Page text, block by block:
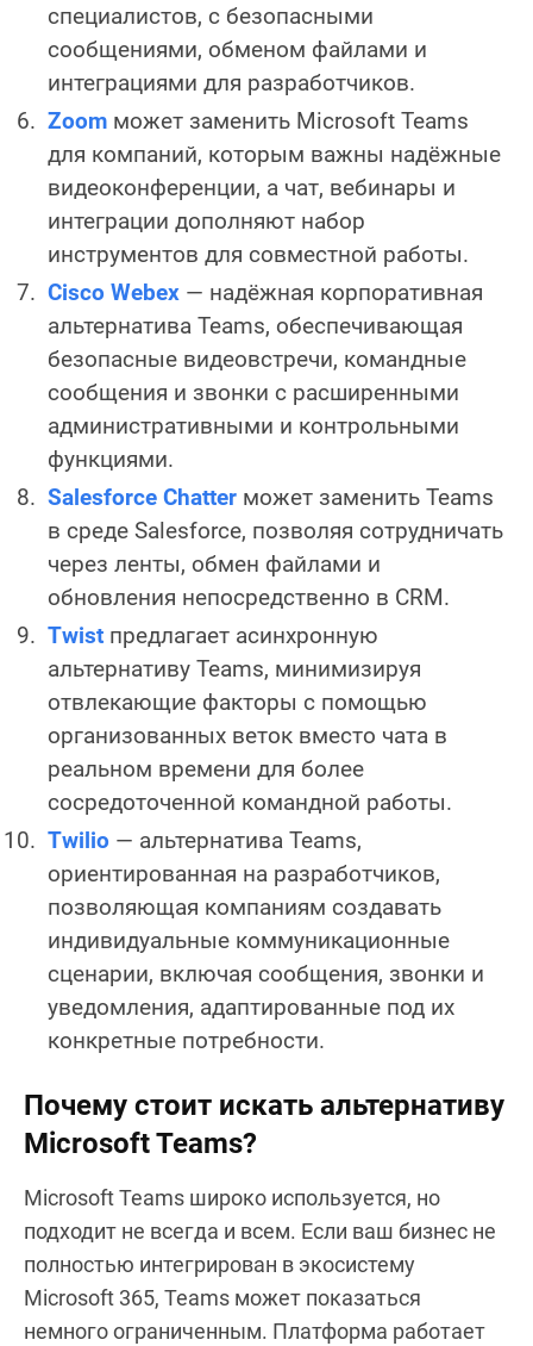
специалистов, с безопасными
сообщениями, обменом файлами и
интеграциями для разработчиков.
Zoom может заменить Microsoft Teams
для компаний, которым важны надёжные
видеоконференции, а чат, вебинары и
интеграции дополняют набор
инструментов для совместной работы.
Cisco Webex — надёжная корпоративная
альтернатива Teams, обеспечивающая
безопасные видеовстречи, командные
сообщения и звонки с расширенными
административными и контрольными
функциями.
Salesforce Chatter может заменить Teams
в среде Salesforce, позволяя сотрудничать
через ленты, обмен файлами и
обновления непосредственно в CRM.
Twist предлагает асинхронную
альтернативу Teams, минимизируя
отвлекающие факторы с помощью
организованных веток вместо чата в
реальном времени для более
сосредоточенной командной работы.
Twilio — альтернатива Teams,
ориентированная на разработчиков,
позволяющая компаниям создавать
индивидуальные коммуникационные
сценарии, включая сообщения, звонки и
уведомления, адаптированные под их
конкретные потребности.
Почему стоит искать альтернативу
Microsoft Teams?
Microsoft Teams широко используется, но
подходит не всегда и всем. Если ваш бизнес не
полностью интегрирован в экосистему
Microsoft 365, Teams может показаться
немного ограниченным. Платформа работает